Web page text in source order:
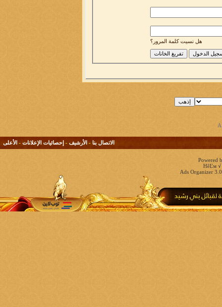
هل نسيت كلمة المرور؟
الاتصال بنا - الأرشيف - إحصائيات الإعلانات - الأعلى
Powered
HêĽм √
Ads Organizer